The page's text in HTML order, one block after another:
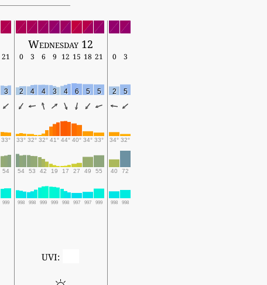
Wednesday 12
21 0 3 6 9 12 15 18 21 0
3
3 2 4 4 3 4 6 5 5 2 5
33° 33° 32° 32° 41° 44° 40° 34° 33° 34° 32°
54 54 53 42 19 17 27 49 55 40 72
999 998 998 999 999 998 997 997 999 998 998
UVI: